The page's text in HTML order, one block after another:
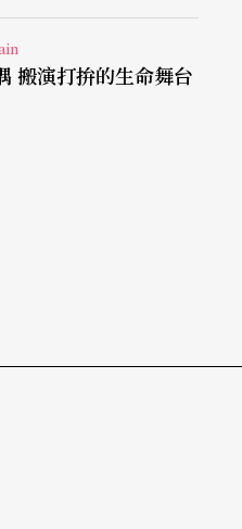
鬼」中的最终章，触碰
逃过死神之手的男主
而跋涉千里，从美索
搬演打拚的生命舞台